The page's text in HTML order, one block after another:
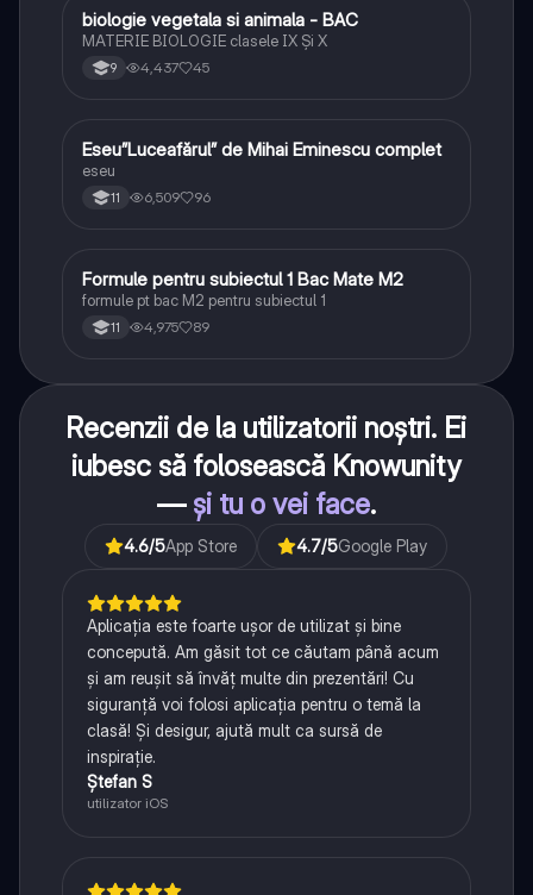
Biologie
biologie vegetala si animala - BAC
MATERIE BIOLOGIE clasele IX Şi X
9 4,437 45
Limba și literatura română
Eseu”Luceafărul” de Mihai Eminescu complet
eseu
11 6,509 96
Matematică
Formule pentru subiectul 1 Bac Mate M2
formule pt bac M2 pentru subiectul 1
11 4,975 89
Recenzii de la utilizatorii noștri. Ei
iubesc să folosească Knowunity
— și tu o vei face.
4.6/5App Store 4.7/5Google Play
Aplicația este foarte ușor de utilizat și bine
concepută. Am găsit tot ce căutam până acum
și am reușit să învăț multe din prezentări! Cu
siguranță voi folosi aplicația pentru o temă la
clasă! Și desigur, ajută mult ca sursă de
inspirație.
Ștefan S
utilizator iOS